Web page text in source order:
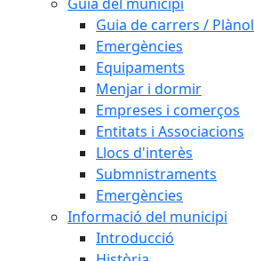
Guia de carrers / Plànol
Emergències
Equipaments
Menjar i dormir
Empreses i comerços
Entitats i Associacions
Llocs d'interès
Submnistraments
Emergències
Informació del municipi
Introducció